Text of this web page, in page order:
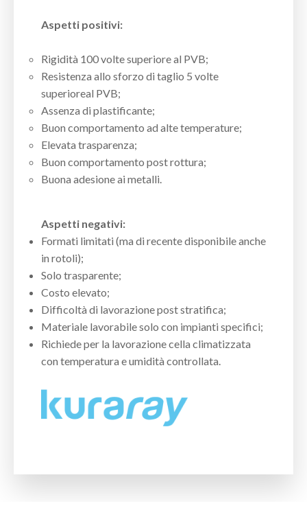
Aspetti positivi:
Rigidità 100 volte superiore al PVB;
Resistenza allo sforzo di taglio 5 volte
superioreal PVB;
Assenza di plastificante;
Buon comportamento ad alte temperature;
Elevata trasparenza;
Buon comportamento post rottura;
Buona adesione ai metalli.
Aspetti negativi:
Formati limitati (ma di recente disponibile anche
in rotoli);
Solo trasparente;
Costo elevato;
Difficoltà di lavorazione post stratifica;
Materiale lavorabile solo con impianti specifici;
Richiede per la lavorazione cella climatizzata
con temperatura e umidità controllata.